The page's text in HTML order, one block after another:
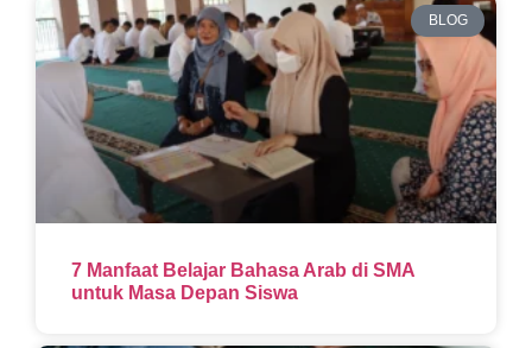
BLOG
7 Manfaat Belajar Bahasa Arab di SMA
untuk Masa Depan Siswa